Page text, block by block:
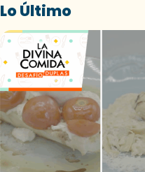
Lo Último